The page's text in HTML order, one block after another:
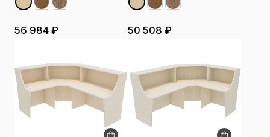
56 984 ₽ 50 508 ₽